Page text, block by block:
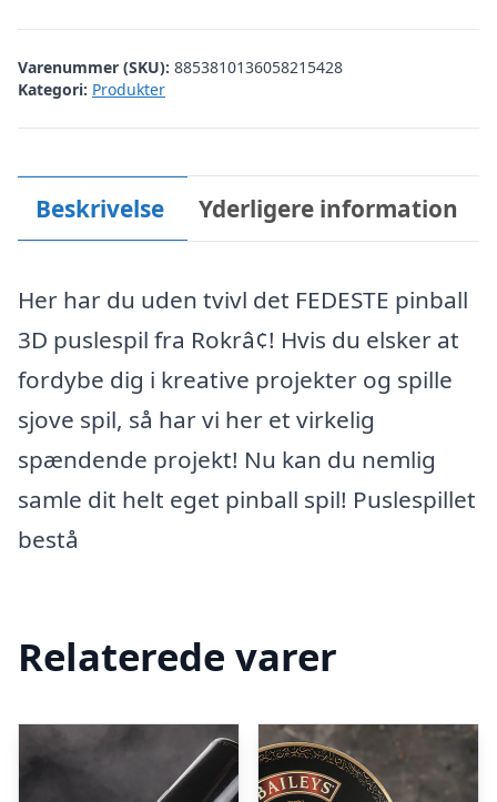
kr. 1.879,00.kr. 1.279,00.
Varenummer (SKU): 8853810136058215428
Kategori: Produkter
Beskrivelse Yderligere information
Her har du uden tvivl det FEDESTE pinball
3D puslespil fra Rokrâ¢! Hvis du elsker at
fordybe dig i kreative projekter og spille
sjove spil, så har vi her et virkelig
spændende projekt! Nu kan du nemlig
samle dit helt eget pinball spil! Puslespillet
bestå
Relaterede varer